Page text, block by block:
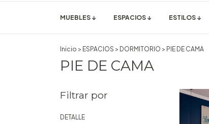
MUEBLES ↓ ESPACIOS ↓ ESTILOS ↓
Inicio > ESPACIOS > DORMITORIO > PIE DE CAMA
PIE DE CAMA
Filtrar por
DETALLE